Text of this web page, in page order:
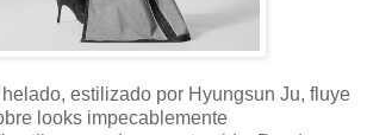
estilizado por Hyungsun Ju, fluye
looks impecablemente